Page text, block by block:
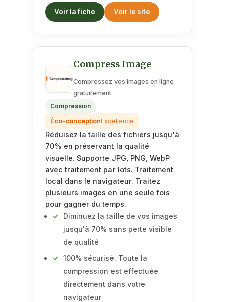
Voir la fiche Voir le site
Compress Image
Compressez vos images en ligne
gratuitement
Compression
Éco-conceptionExcellence
Réduisez la taille des fichiers jusqu'à
70% en préservant la qualité
visuelle. Supporte JPG, PNG, WebP
avec traitement par lots. Traitement
local dans le navigateur. Traitez
plusieurs images en une seule fois
pour gagner du temps.
Diminuez la taille de vos images
jusqu'à 70% sans perte visible
de qualité
100% sécurisé. Toute la
compression est effectuée
directement dans votre
navigateur